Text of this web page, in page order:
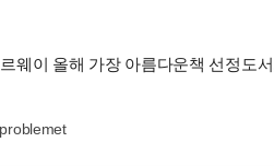
웨이 올해 가장 아름다운책 선정도